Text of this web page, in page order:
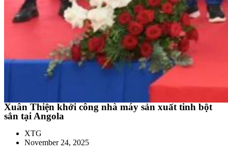
Xuân Thiện khởi công nhà máy sản xuất tinh bột
sắn tại Angola
XTG
November 24, 2025